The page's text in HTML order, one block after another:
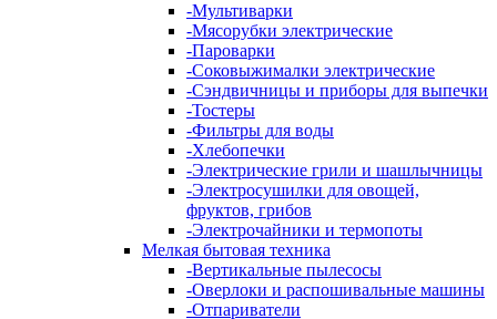
-Мультиварки
-Мясорубки электрические
-Пароварки
-Соковыжималки электрические
-Сэндвичницы и приборы для выпечки
-Тостеры
-Фильтры для воды
-Хлебопечки
-Электрические грили и шашлычницы
-Электросушилки для овощей,
фруктов, грибов
-Электрочайники и термопоты
Мелкая бытовая техника
-Вертикальные пылесосы
-Оверлоки и распошивальные машины
-Отпариватели